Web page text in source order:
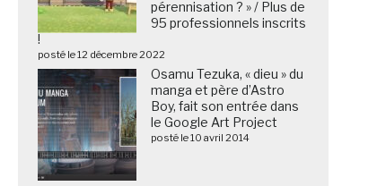
pérennisation ? » / Plus de
95 professionnels inscrits
!
posté le 12 décembre 2022
Osamu Tezuka, « dieu » du
manga et père d’Astro
Boy, fait son entrée dans
le Google Art Project
posté le 10 avril 2014